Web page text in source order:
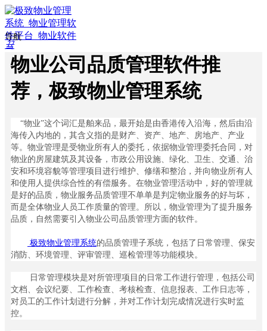
导航
끀
ꀇ
首
页
行
业
方
案
ꀉ
智
慧
物
业
ꀉ
智
慧
社
区
ꀉ
物业公司品质管理软件推
荐，极致物业管理系统
“物业”这个词汇是舶来品，最开始是由香港传入沿海，然后由沿
海传入内地的，其含义指的是财产、资产、地产、房地产、产业
等。物业管理是受物业所有人的委托，依据物业管理委托合同，对
物业的房屋建筑及其设备，市政公用设施、绿化、卫生、交通、治
安和环境容貌等管理项目进行维护、修缮和整治，并向物业所有人
和使用人提供综合性的有偿服务。在物业管理活动中，好的管理就
是好的品质，物业服务品质管理不单单是判定物业服务的好与坏，
而是全体物业人员工作质量的管理。所以，物业管理为了提升服务
品质，自然需要引入物业公司品质管理方面的软件。
极致物业管理系统的品质管理子系统，包括了日常管理、保安
消防、环境管理、评审管理、巡检管理等功能模块。
日常管理模块是对所管理项目的日常工作进行管理，包括公司
文档、会议纪要、工作检查、考核检查、信息报表、工作日志等，
对员工的工作计划进行分解，并对工作计划完成情况进行实时监
控。